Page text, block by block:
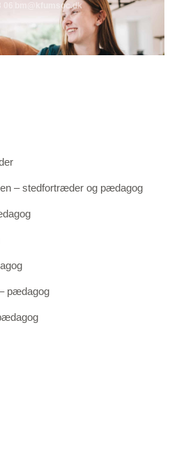
bm@kfumsoc.dk
– stedfortræder og pædagog
pædagog